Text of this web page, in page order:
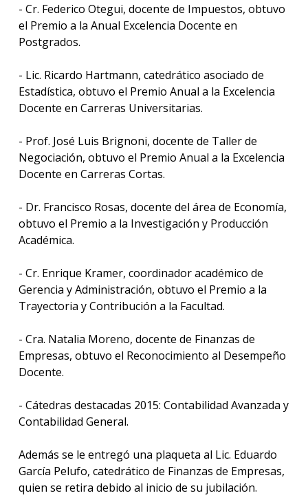
- Cr. Federico Otegui, docente de Impuestos, obtuvo
el Premio a la Anual Excelencia Docente en
Postgrados.
- Lic. Ricardo Hartmann, catedrático asociado de
Estadística, obtuvo el Premio Anual a la Excelencia
Docente en Carreras Universitarias.
- Prof. José Luis Brignoni, docente de Taller de
Negociación, obtuvo el Premio Anual a la Excelencia
Docente en Carreras Cortas.
- Dr. Francisco Rosas, docente del área de Economía,
obtuvo el Premio a la Investigación y Producción
Académica.
- Cr. Enrique Kramer, coordinador académico de
Gerencia y Administración, obtuvo el Premio a la
Trayectoria y Contribución a la Facultad.
- Cra. Natalia Moreno, docente de Finanzas de
Empresas, obtuvo el Reconocimiento al Desempeño
Docente.
- Cátedras destacadas 2015: Contabilidad Avanzada y
Contabilidad General.
Además se le entregó una plaqueta al Lic. Eduardo
García Pelufo, catedrático de Finanzas de Empresas,
quien se retira debido al inicio de su jubilación.